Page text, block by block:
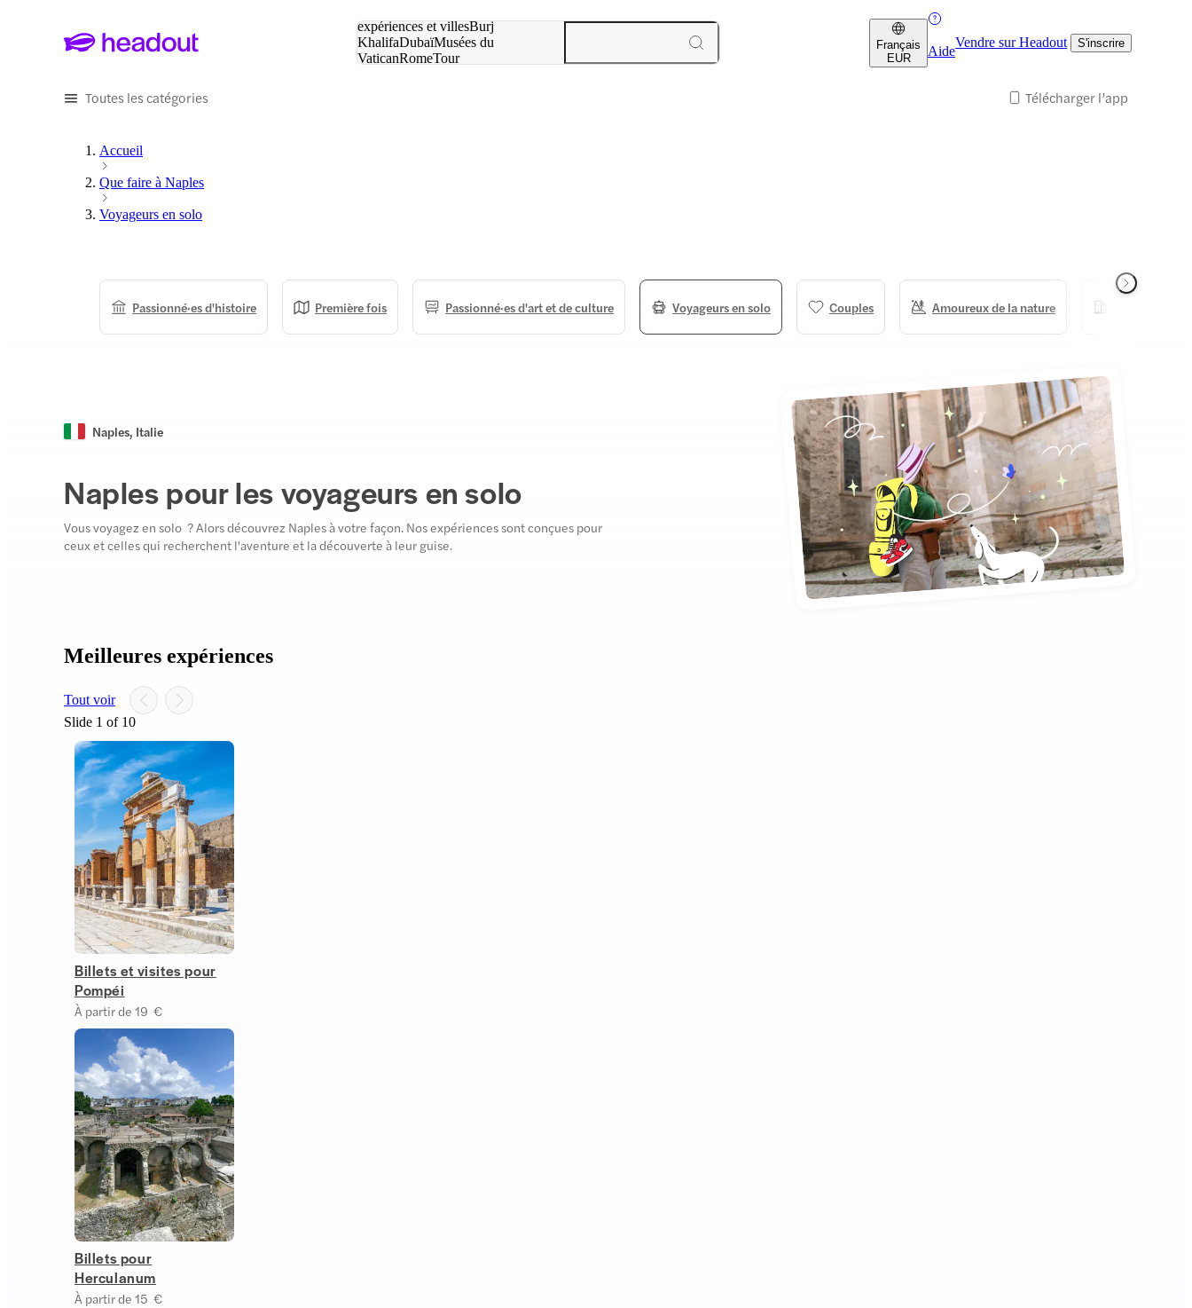
expériences et villesBurj
KhalifaDubaïMusées du
VaticanRomeTour
Français
EUR
Aide
Vendre sur Headout S'inscrire
Toutes les catégories Télécharger l’app
Accueil
Que faire à Naples
Voyageurs en solo
Passionné·es d'histoire Première fois Passionné·es d'art et de culture Voyageurs en solo Couples Amoureux de la nature
Naples, Italie
Naples pour les voyageurs en solo
Vous voyagez en solo ? Alors découvrez Naples à votre façon. Nos expériences sont conçues pour
ceux et celles qui recherchent l'aventure et la découverte à leur guise.
Meilleures expériences
Tout voir
Slide 1 of 10
Billets et visites pour
Pompéi
À partir de 19 €
Billets pour
Herculanum
À partir de 15 €